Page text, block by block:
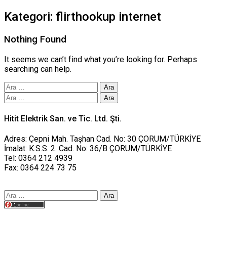
Kategori: flirthookup internet
Nothing Found
It seems we can’t find what you’re looking for. Perhaps
searching can help.
Arama:
Arama:
Hitit Elektrik San. ve Tic. Ltd. Şti.
Adres: Çepni Mah. Taşhan Cad. No: 30 ÇORUM/TÜRKİYE
İmalat: K.S.S. 2. Cad. No: 36/B ÇORUM/TÜRKİYE
Tel: 0364 212 4939
Fax: 0364 224 73 75
Arama: